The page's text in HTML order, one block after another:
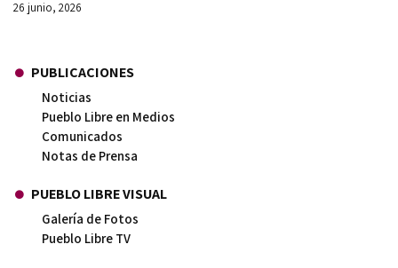
26 junio, 2026
PUBLICACIONES
Noticias
Pueblo Libre en Medios
Comunicados
Notas de Prensa
PUEBLO LIBRE VISUAL
Galería de Fotos
Pueblo Libre TV